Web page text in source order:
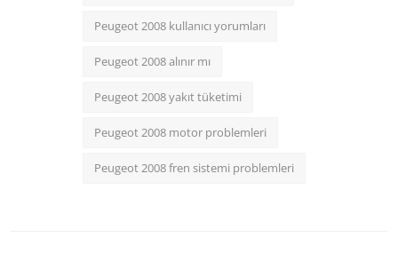
Peugeot 2008 kullanıcı yorumları
Peugeot 2008 alınır mı
Peugeot 2008 yakıt tüketimi
Peugeot 2008 motor problemleri
Peugeot 2008 fren sistemi problemleri